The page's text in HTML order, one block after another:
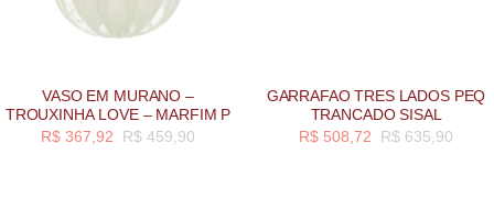
VASO EM MURANO –
TROUXINHA LOVE – MARFIM P
R$459,90
R$ 367,92
GARRAFAO TRES LADOS PEQ
TRANCADO SISAL
R$635,90
R$ 508,72